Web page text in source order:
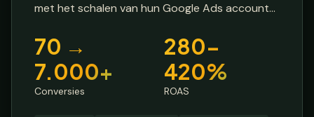
met het schalen van hun Google Ads account
een startpunt van 270% ROAS en 70-120
conversies per maand, was het doel om te
groeien zonder efficiëntie te verliezen.
70 →
7.000+
Conversies
280-
420%
ROAS